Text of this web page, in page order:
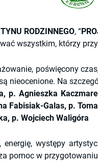
RODZINNEGO, “
wszystkim, którzy
poświęcony
nieocenione. Na
p. Agnieszka
Fabisiak-Galas, p.
p. Wojciech Waligóra
występy
pomoc w